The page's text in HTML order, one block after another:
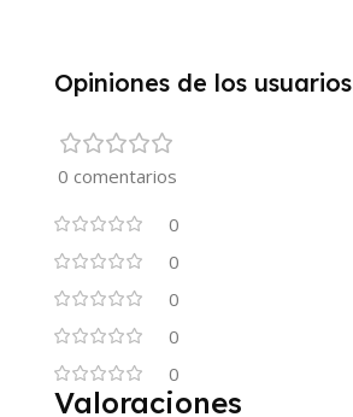
Opiniones de los usuarios
0 comentarios
0
0
0
0
0
Valoraciones